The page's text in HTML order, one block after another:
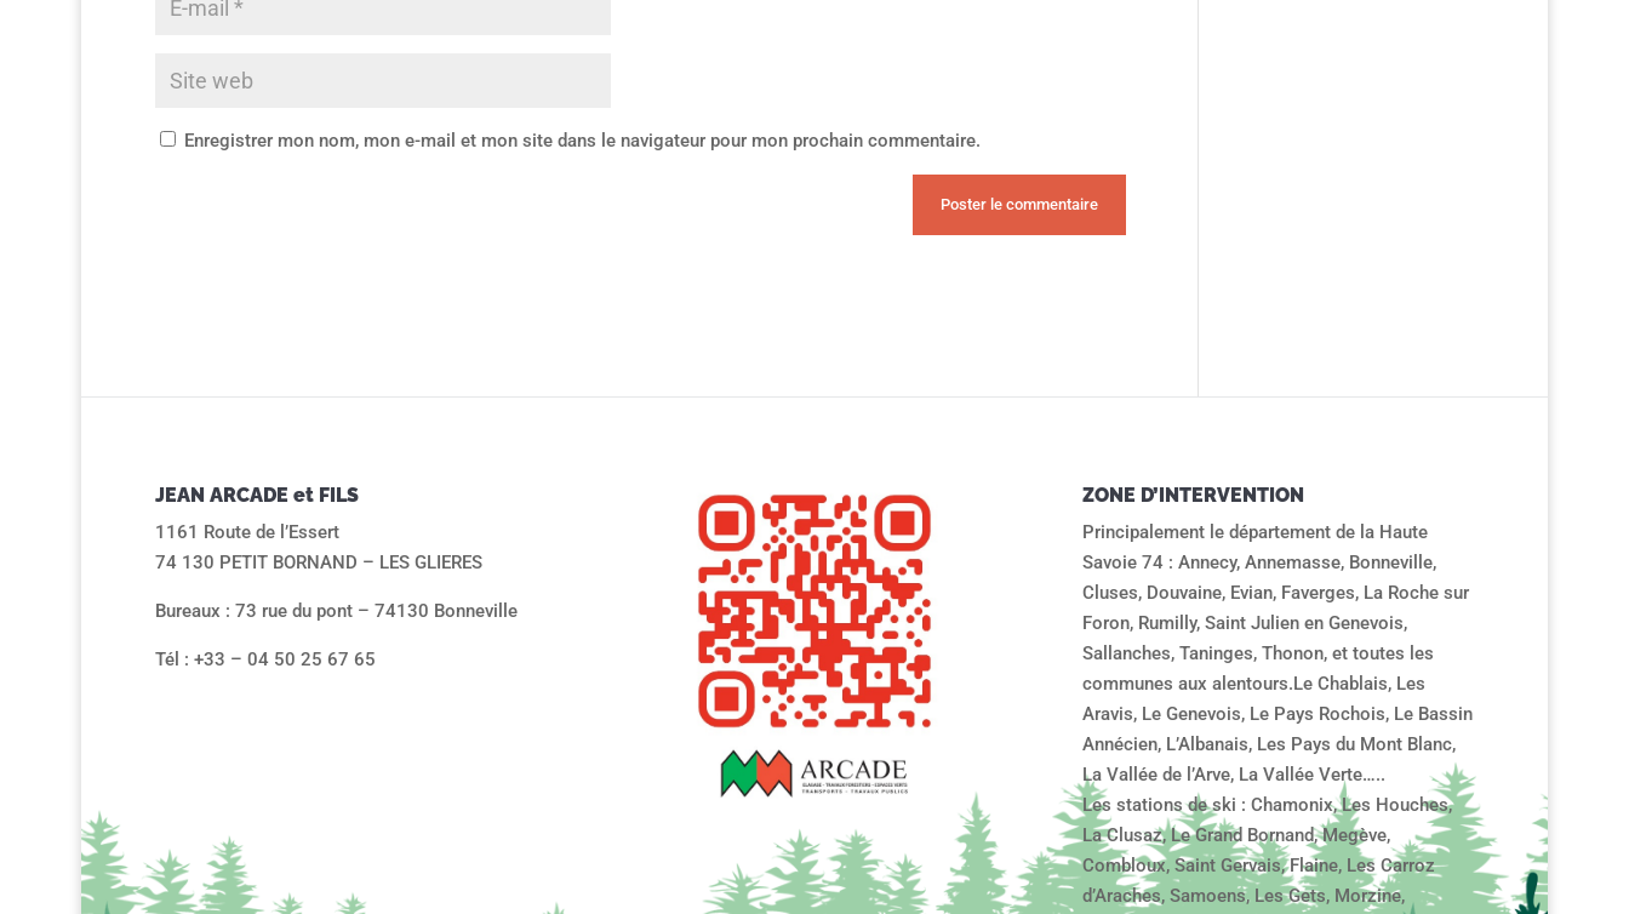
Enregistrer mon nom, mon e-mail et mon site dans le navigateur pour mon prochain commentaire.
JEAN ARCADE et FILS
1161 Route de l’Essert
74 130 PETIT BORNAND – LES GLIERES
Bureaux : 73 rue du pont – 74130 Bonneville
Tél : +33 – 04 50 25 67 65
ZONE D’INTERVENTION
Principalement le département de la Haute
Savoie 74 : Annecy, Annemasse, Bonneville,
Cluses, Douvaine, Evian, Faverges, La Roche sur
Foron, Rumilly, Saint Julien en Genevois,
Sallanches, Taninges, Thonon, et toutes les
communes aux alentours.Le Chablais, Les
Aravis, Le Genevois, Le Pays Rochois, Le Bassin
Annécien, L’Albanais, Les Pays du Mont Blanc,
La Vallée de l’Arve, La Vallée Verte…..
Les stations de ski : Chamonix, Les Houches,
La Clusaz, Le Grand Bornand, Megève,
Combloux, Saint Gervais, Flaine, Les Carroz
d’Araches, Samoens, Les Gets, Morzine,